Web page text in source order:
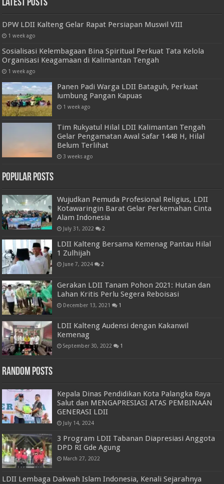
Latest Posts
DPW LDII Kalteng Gelar Rapat Persiapan Muswil VIII
1 week ago
Sosialisasi Kelembagaan Bina Spiritual Perkuat Tata Kelola
Organisasi Keagamaan di Kalimantan Tengah
1 week ago
Panen Padi Warga LDII Bataguh, Perkuat
lumbung Pangan Kapuas
1 week ago
Tim Rukyatul Hilal LDII Kalimantan Tengah
Gelar Pengamatan Awal Safar 1448 H, Hilal
Belum Terlihat
3 weeks ago
Popular Posts
Wujudkan Pemuda Profesional Religius, LDII
Kotawaringin Barat Gelar Perkemahan Cinta
Alam Indonesia
July 31, 2022 2
LDII Kalteng Bersama Kemenag Pantau Hilal
1 Zulhijah
June 7, 2024 2
Gerakan LDII Tanam Pohon 2021: Hutan dan
Lahan Kritis Perlu Segera Reboisasi
December 13, 2021 1
LDII Kalteng Audensi dengan Kakanwil
Kemenag
September 30, 2022 1
Random Posts
Kepala Dinas Pendidikan Kota Palangka Raya
Salut dan MENGAPRESIASI ATAS PEMBINAAN
GENERASI LDII
July 14, 2024
3 Program LDII Tabanan Diapresiasi Anggota
DPD RI Gde Agung
March 27, 2022
LDII Lembaga Dakwah Islam Indonesia, Kenali Sejarahnya